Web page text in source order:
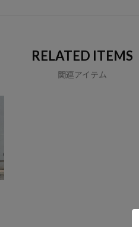
RELATED ITEMS
関連アイテム